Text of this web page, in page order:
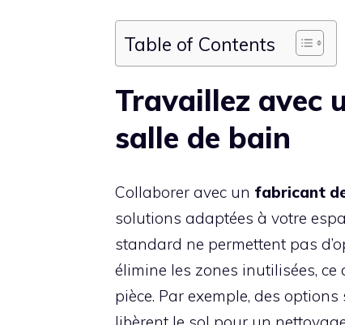
Table of Contents
Travaillez avec
salle de bain
Collaborer avec un fabricant
solutions adaptées à votre
standard ne permettent pas
élimine les zones inutilisées,
pièce. Par exemple, des